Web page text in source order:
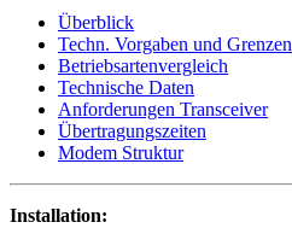
Überblick
Techn. Vorgaben und Grenzen
Betriebsartenvergleich
Technische Daten
Anforderungen Transceiver
Übertragungszeiten
Modem Struktur
Installation: